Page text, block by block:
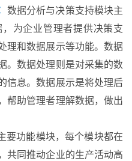
数据分析与决策支持模块主
为企业管理者提供决策支
理和数据展示等功能。数据
。数据处理则是对采集的数
信息。数据展示是将处理后
帮助管理者理解数据，做出
要功能模块，每个模块都在
共同推动企业的生产活动高